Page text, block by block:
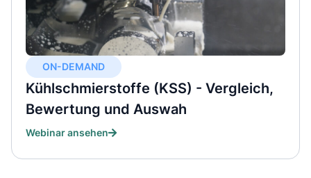
ON-DEMAND
Kühlschmierstoffe (KSS) - Vergleich,
Bewertung und Auswah
Webinar ansehen